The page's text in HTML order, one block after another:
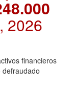
2026
financieros